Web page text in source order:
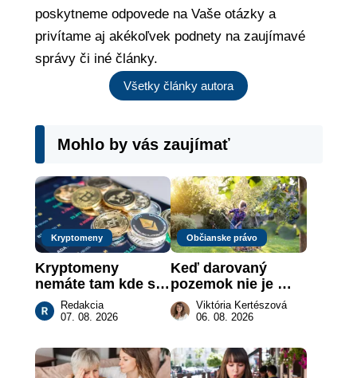
poskytneme odpovede na Vaše otázky a
privítame aj akékoľvek podnety na zaujímavé
správy či iné články.
Všetky články autora
Mohlo by vás zaujímať
Kryptomeny
Kryptomeny
nemáte tam kde si
myslíte: Viete, kde
sa naozaj
Redakcia
07. 08. 2026
Občianske právo
Keď darovaný
pozemok nie je
„hotová vec“: kedy
môže darca žiadať
Viktória Kertészová
06. 08. 2026